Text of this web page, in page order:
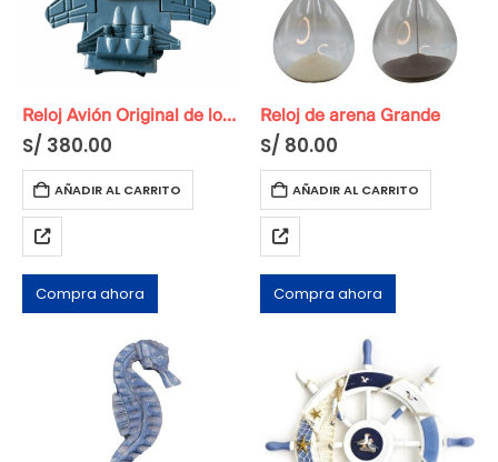
Reloj Avión Original de los años 80 azul
S/ 380.00
AÑADIR AL CARRITO
Compra ahora
Reloj de arena Grande
S/ 80.00
AÑADIR AL CARRITO
Compra ahora